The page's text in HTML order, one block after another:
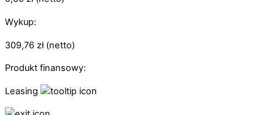
Wykup:
309,76 zł(netto)
Produkt finansowy:
Leasing